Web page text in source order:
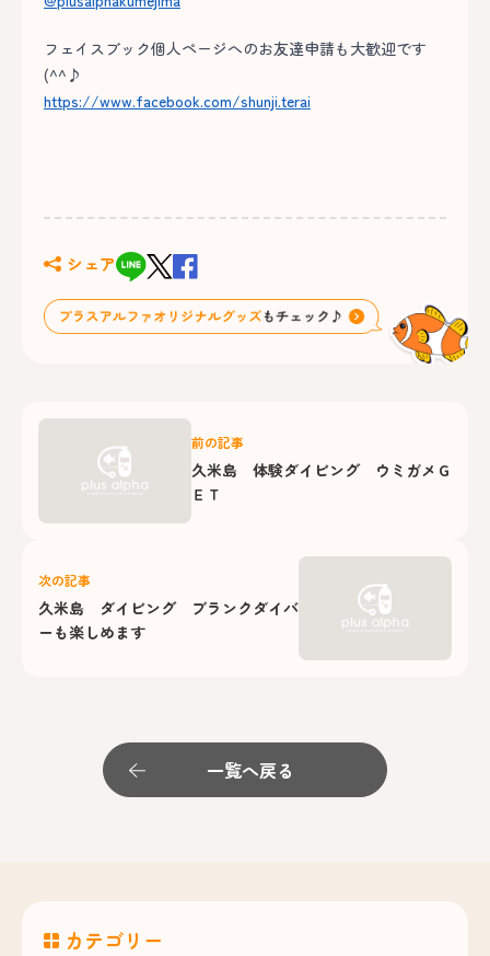
フェイスブック個人ページへのお友達申請も大歓迎です
(^^♪
https://www.facebook.com/shunji.terai
シェア
前の記事
久米島 体験ダイビング ウミガメＧ
ＥＴ
次の記事
久米島 ダイビング ブランクダイバ
ーも楽しめます
一覧へ戻る
カテゴリー